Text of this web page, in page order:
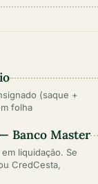
(saque +
folha
Banco Master
liquidação. Se
CredCesta,